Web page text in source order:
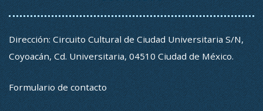
Dirección: Circuito Cultural de Ciudad Universitaria S/N,
Coyoacán, Cd. Universitaria, 04510 Ciudad de México.
Formulario de contacto